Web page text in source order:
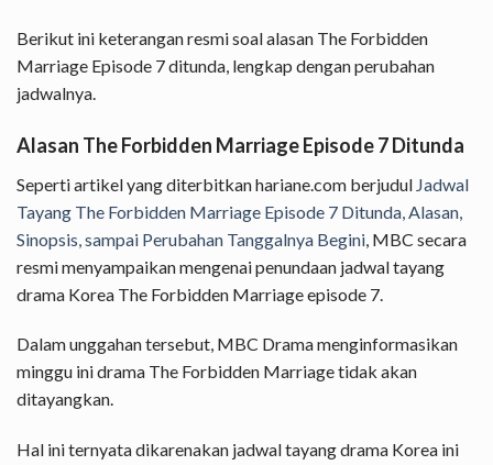
Berikut ini keterangan resmi soal alasan The Forbidden
Marriage Episode 7 ditunda, lengkap dengan perubahan
jadwalnya.
Alasan The Forbidden Marriage Episode 7 Ditunda
Seperti artikel yang diterbitkan hariane.com berjudul Jadwal
Tayang The Forbidden Marriage Episode 7 Ditunda, Alasan,
Sinopsis, sampai Perubahan Tanggalnya Begini , MBC secara
resmi menyampaikan mengenai penundaan jadwal tayang
drama Korea The Forbidden Marriage episode 7.
Dalam unggahan tersebut, MBC Drama menginformasikan
minggu ini drama The Forbidden Marriage tidak akan
ditayangkan.
Hal ini ternyata dikarenakan jadwal tayang drama Korea ini